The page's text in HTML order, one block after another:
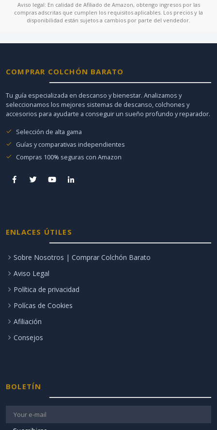
Aviso legal: En calidad de Afiliado de Amazon, obtengo ingresos por las
compras adscritas que cumplen los requisitos aplicables. Los precios y la
disponibilidad están sujetos a cambios por parte del vendedor.
COMPRAR COLCHÓN BARATO
Tu guía especializada en descanso y bienestar. Analizamos y
seleccionamos los mejores sistemas de descanso, colchones y
accesorios para ayudarte a conseguir un sueño profundo y reparador.
Selección de alta gama
Guías y comparativas independientes
Compras 100% seguras con Amazon
ENLACES ÚTILES
Sobre Nosotros | Comprar Colchón Barato
Aviso Legal
Política de privacidad
Polícas de Cookies
Afiliación
Consejos
BOLETÍN